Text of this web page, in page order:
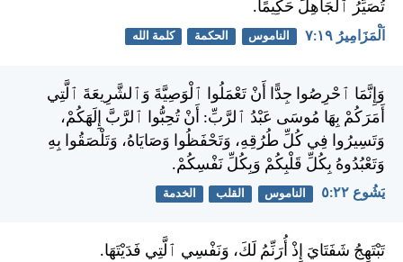
تُصَيِّرُ ٱلْجَاهِلَ حَكِيمًا.
اَلْمَزَامِيرُ ١٩:‏٧ الناموس الحكمة كلمة الله
وَإِنَّمَا ٱحْرِصُوا جِدًّا أَنْ تَعْمَلُوا ٱلْوَصِيَّةَ وَٱلشَّرِيعَةَ ٱلَّتِي
أَمَرَكُمْ بِهَا مُوسَى عَبْدُ ٱلرَّبِّ: أَنْ تُحِبُّوا ٱلرَّبَّ إِلَهَكُمْ،
وَتَسِيرُوا فِي كُلِّ طُرُقِهِ، وَتَحْفَظُوا وَصَايَاهُ، وَتَلْصَقُوا بِهِ
وَتَعْبُدُوهُ بِكُلِّ قَلْبِكُمْ وَبِكُلِّ نَفْسِكُمْ.
يَشُوع ٢٢:‏٥ الناموس القلب الخدمة
تَبْتَهِجُ شَفَتَايَ إِذْ أُرَنِّمُ لَكَ، وَنَفْسِي ٱلَّتِي فَدَيْتَهَا.